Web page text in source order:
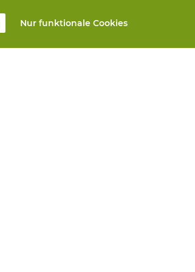
Nur funktionale Cookies